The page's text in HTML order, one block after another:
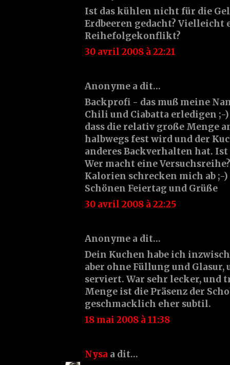
Ist das kühlen nicht für die
Erdbeeren gedacht? Vielleicht
Reihefolgekonflikt?
30 avril 2008 à 22:21
Anonyme a dit…
Backprofi - das muß meine
Chili und Ciabatta erledigen ;-
dass die relativ große Menge
halbwegs fest wird und der
anderes Backverhalten hat.
Wer macht eine
Kalorien schrecken mich ab ;-)
Schönen Feiertag und Grüße
30 avril 2008 à 22:25
Anonyme a dit…
Dein Kuchen habe ich
aber ohne Füllung und Glasur,
serviert. War sehr lecker, und
Menge ist die Präsenz der
geschmacklich eher subtil.
18 mai 2008 à 11:38
Nysa a dit…